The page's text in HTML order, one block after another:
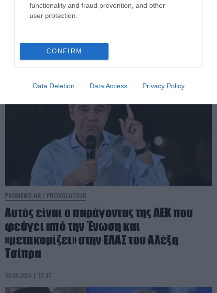
functionality and fraud prevention, and other
user protection.
CONFIRM
Data Deletion Data Access Privacy Policy
Με αιφνιδιασμό ο Α.Τσίπρας στην ΔΕΘ –
Το πρόγραμμα ομιλιών του για να
09.08.2026 | 09:45
PRONEWS.GR / PROVOCATEUR
Αυτός είναι ο παράγοντας της ΑΕΚ που
φεύγει από την Ένωση και
«μετακομίζει» στην ΕΛΑΣ του Αλέξη
Τσίπρα
08.08.2026 | 13:47